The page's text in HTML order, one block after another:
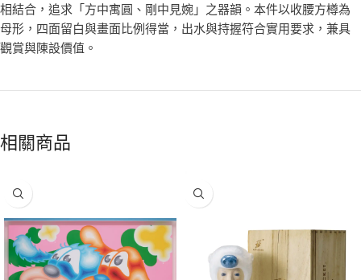
相結合，追求「方中寓圓、剛中見婉」之器韻。本件以收腰方樽為
母形，四面留白與畫面比例得當，出水與持握符合實用要求，兼具
觀賞與陳設價值。
相關商品